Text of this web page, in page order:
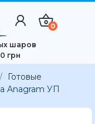
0
шаров
грн
Готовые
Anagram УП